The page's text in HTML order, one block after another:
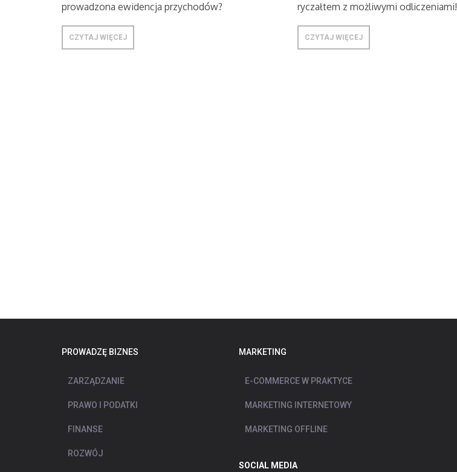
prowadzona ewidencja przychodów?
CZYTAJ WIĘCEJ
ryczałtem z możliwymi odliczeniami!
CZYTAJ WIĘCEJ
PROWADZĘ BIZNES
ZARZĄDZANIE
PRAWO I PODATKI
FINANSE
ROZWÓJ
MARKETING
E-COMMERCE W PRAKTYCE
MARKETING INTERNETOWY
MARKETING OFFLINE
SOCIAL MEDIA